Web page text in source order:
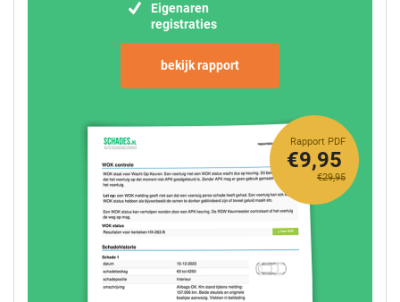
Eigenaren
registraties
bekijk rapport
Rapport PDF
€29,95
€9,95